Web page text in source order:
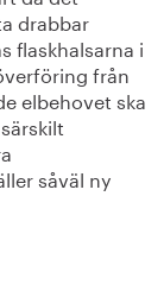
drabbar
flaskhalsarna i
från
elbehovet ska
såväl ny